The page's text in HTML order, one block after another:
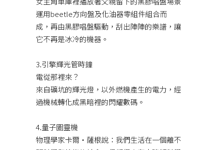
運用beetle方向盤及化油器零組件組合而
成，再由黑膠唱盤驅動，刮出陣陣的樂譜，讓
它不再是冰冷的機器。
3.引擎輝光管時鐘
電從那裡來？
來自礦坑的輝光燈，以外燃機產生的電力，經
過機械轉化成黑暗裡的閃耀數碼。
4.量子圖靈機
物理學家卡爾•薩根說：我們生活在一個離不